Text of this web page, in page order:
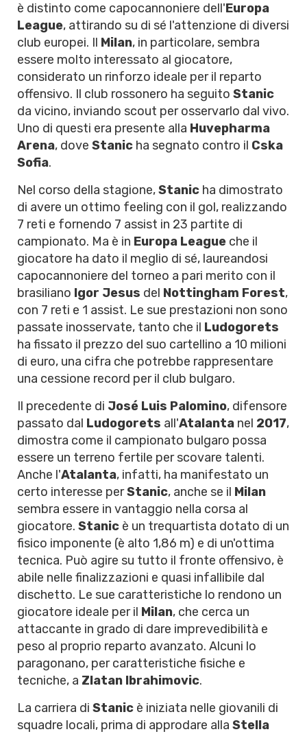
è distinto come capocannoniere dell'Europa
League, attirando su di sé l'attenzione di diversi
club europei. Il Milan, in particolare, sembra
essere molto interessato al giocatore,
considerato un rinforzo ideale per il reparto
offensivo. Il club rossonero ha seguito Stanic
da vicino, inviando scout per osservarlo dal vivo.
Uno di questi era presente alla Huvepharma
Arena, dove Stanic ha segnato contro il Cska
Sofia.
Nel corso della stagione,Stanic ha dimostrato
di avere un ottimo feeling con il gol, realizzando
7 reti e fornendo 7 assist in 23 partite di
campionato. Ma è in Europa League che il
giocatore ha dato il meglio di sé, laureandosi
capocannoniere del torneo a pari merito con il
brasiliano Igor Jesus del Nottingham Forest,
con 7 reti e 1 assist. Le sue prestazioni non sono
passate inosservate, tanto che il Ludogorets
ha fissato il prezzo del suo cartellino a 10 milioni
di euro, una cifra che potrebbe rappresentare
una cessione record per il club bulgaro.
Il precedente di José Luis Palomino, difensore
passato dal Ludogorets all'Atalanta nel 2017,
dimostra come il campionato bulgaro possa
essere un terreno fertile per scovare talenti.
Anche l'Atalanta, infatti, ha manifestato un
certo interesse perStanic, anche se il Milan
sembra essere in vantaggio nella corsa al
giocatore. Stanic è un trequartista dotato di un
fisico imponente (è alto 1,86 m) e di un'ottima
tecnica. Può agire su tutto il fronte offensivo, è
abile nelle finalizzazioni e quasi infallibile dal
dischetto. Le sue caratteristiche lo rendono un
giocatore ideale per il Milan, che cerca un
attaccante in grado di dare imprevedibilità e
peso al proprio reparto avanzato. Alcuni lo
paragonano, per caratteristiche fisiche e
tecniche, a Zlatan Ibrahimovic.
La carriera di Stanic è iniziata nelle giovanili di
squadre locali, prima di approdare alla Stella